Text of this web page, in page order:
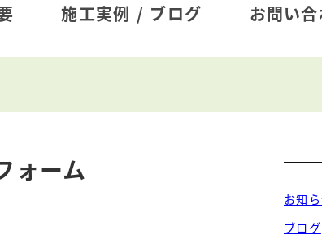
施工実例 / ブログ お問い
ォーム
お知
ブログ